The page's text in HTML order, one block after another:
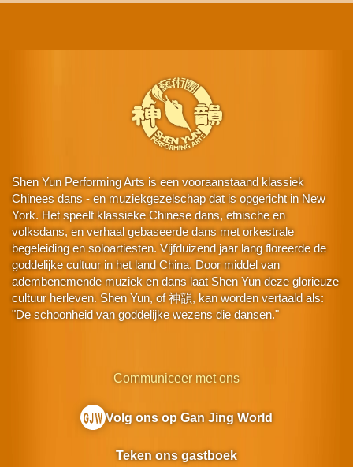
Shen Yun Performing Arts is een vooraanstaand klassiek
Chinees dans - en muziekgezelschap dat is opgericht in New
York. Het speelt klassieke Chinese dans, etnische en
volksdans, en verhaal gebaseerde dans met orkestrale
begeleiding en soloartiesten. Vijfduizend jaar lang floreerde de
goddelijke cultuur in het land China. Door middel van
adembenemende muziek en dans laat Shen Yun deze glorieuze
cultuur herleven. Shen Yun, of 神韻, kan worden vertaald als:
"De schoonheid van goddelijke wezens die dansen."
Communiceer met ons
Volg ons op Gan Jing World
Teken ons gastboek